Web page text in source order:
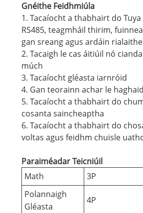
Gnéithe Feidhmiúla
1. Tacaíocht a thabhairt do Tuya
RS485, teagmháil thirim,
gan sreang agus ardáin
2. Tacaigh le cas áitiúil nó
múch
3. Tacaíocht gléasta iarnróid
4. Gan teorainn achar le
5. Tacaíocht a thabhairt do
cosanta saincheaptha
6. Tacaíocht a thabhairt do
voltas agus feidhm chuisle
Paraiméadar Teicniúil
Math
3P
Polannaigh
Gléasta
4P